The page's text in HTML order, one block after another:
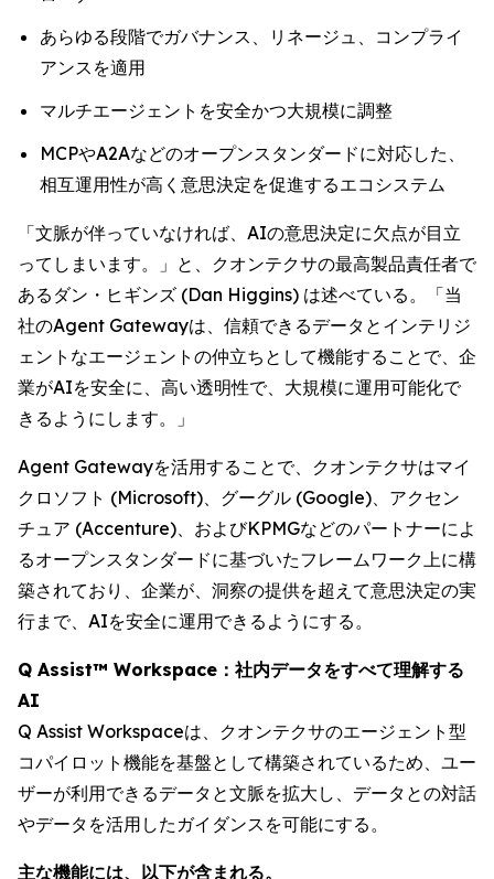
あらゆる段階でガバナンス、リネージュ、コンプライ
アンスを適用
マルチエージェントを安全かつ大規模に調整
MCPやA2Aなどのオープンスタンダードに対応した、
相互運用性が高く意思決定を促進するエコシステム
「文脈が伴っていなければ、AIの意思決定に欠点が目立
ってしまいます。」と、クオンテクサの最高製品責任者で
あるダン・ヒギンズ (Dan Higgins) は述べている。「当
社のAgent Gatewayは、信頼できるデータとインテリジ
ェントなエージェントの仲立ちとして機能することで、企
業がAIを安全に、高い透明性で、大規模に運用可能化で
きるようにします。」
Agent Gatewayを活用することで、クオンテクサはマイ
クロソフト (Microsoft)、グーグル (Google)、アクセン
チュア (Accenture)、およびKPMGなどのパートナーによ
るオープンスタンダードに基づいたフレームワーク上に構
築されており、企業が、洞察の提供を超えて意思決定の実
行まで、AIを安全に運用できるようにする。
Q Assist™ Workspace：社内データをすべて理解する
AI
Q Assist Workspaceは、クオンテクサのエージェント型
コパイロット機能を基盤として構築されているため、ユー
ザーが利用できるデータと文脈を拡大し、データとの対話
やデータを活用したガイダンスを可能にする。
主な機能には、以下が含まれる。